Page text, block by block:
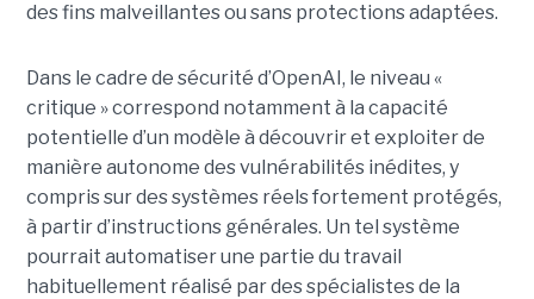
des fins malveillantes ou sans protections adaptées.
Dans le cadre de sécurité d’OpenAI, le niveau «
critique » correspond notamment à la capacité
potentielle d’un modèle à découvrir et exploiter de
manière autonome des vulnérabilités inédites, y
compris sur des systèmes réels fortement protégés,
à partir d’instructions générales. Un tel système
pourrait automatiser une partie du travail
habituellement réalisé par des spécialistes de la